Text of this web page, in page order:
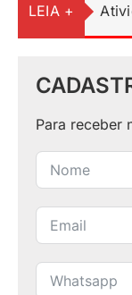
LEIA +
Para receber